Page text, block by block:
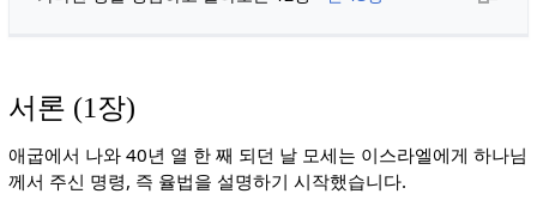
서론 (1장)
애굽에서 나와 40년 열 한 째 되던 날 모세는 이스라엘에게 하나님
께서 주신 명령, 즉 율법을 설명하기 시작했습니다.